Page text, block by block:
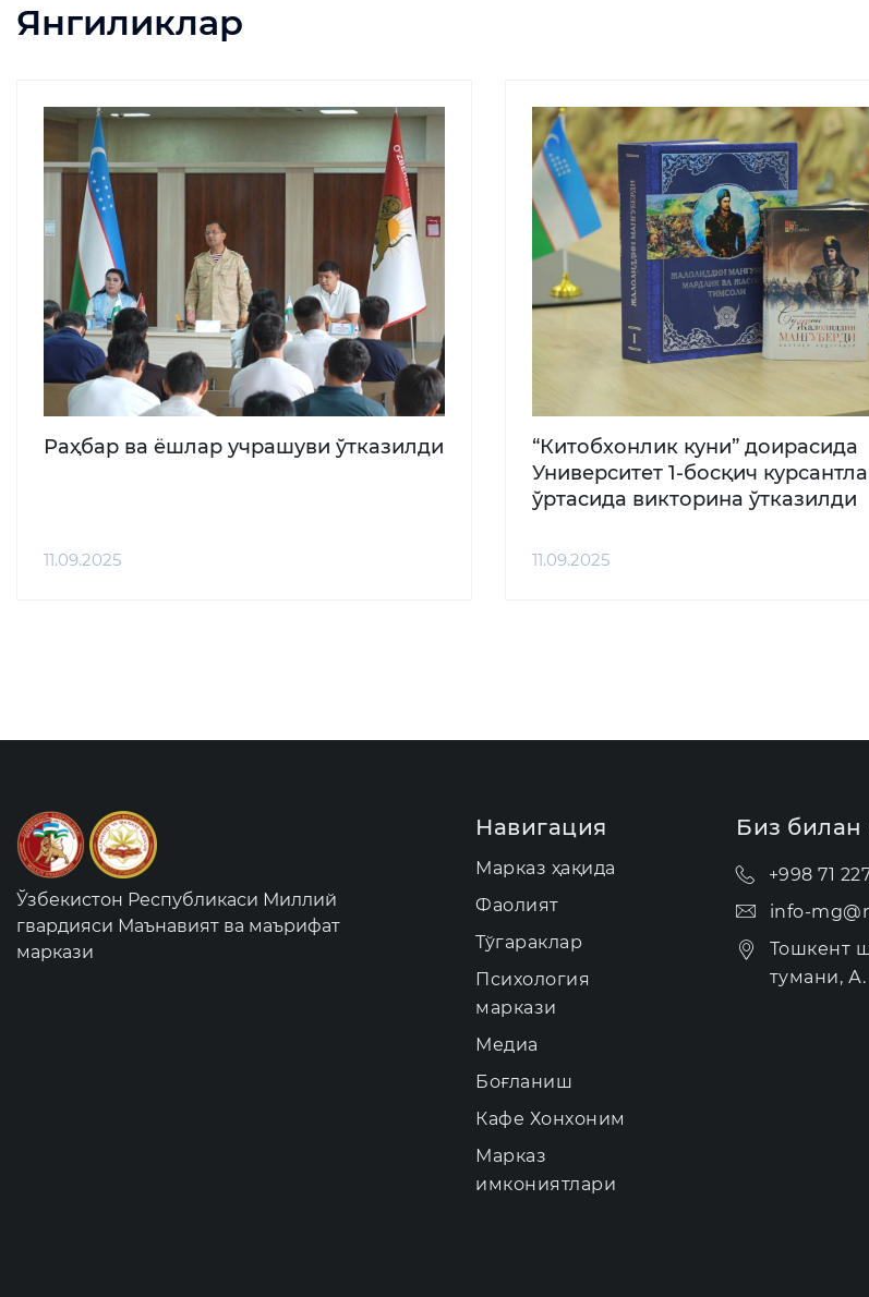
Янгиликлар
Раҳбар ва ёшлар учрашуви ўтказилди
11.09.2025
“Китобхонлик куни” доирасида
Университет 1-босқич
ўртасида викторина ўтказилди
11.09.2025
Ўзбекистон Республикаси Миллий
гвардияси Маънавият ва маърифат
маркази
Навигация
Марказ ҳақида
Фаолият
Тўгараклар
Психология
маркази
Медиа
Боғланиш
Кафе Хонхоним
Марказ
имкониятлари
Биз
+998 71
info-
Тошкент
тумани,